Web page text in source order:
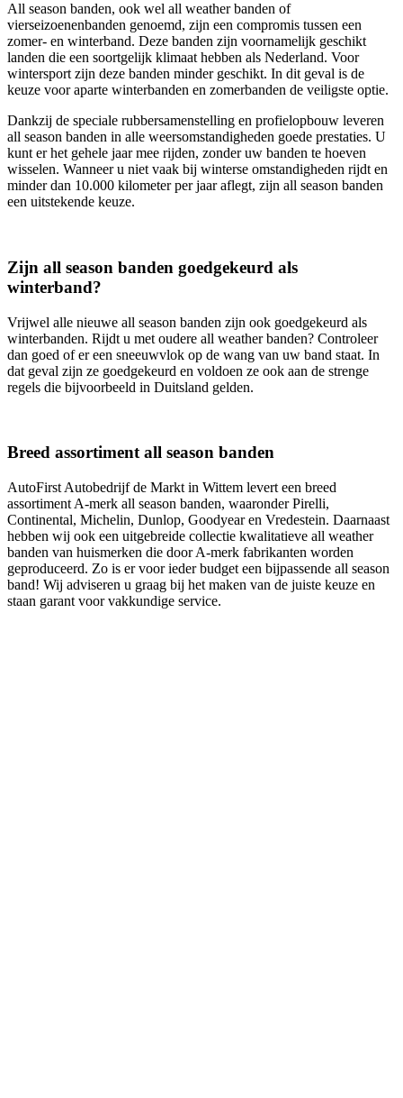
All season banden, ook wel all weather banden of
vierseizoenenbanden genoemd, zijn een compromis tussen een
zomer- en winterband. Deze banden zijn voornamelijk geschikt
landen die een soortgelijk klimaat hebben als Nederland. Voor
wintersport zijn deze banden minder geschikt. In dit geval is de
keuze voor aparte winterbanden en zomerbanden de veiligste optie.
Dankzij de speciale rubbersamenstelling en profielopbouw leveren
all season banden in alle weersomstandigheden goede prestaties. U
kunt er het gehele jaar mee rijden, zonder uw banden te hoeven
wisselen. Wanneer u niet vaak bij winterse omstandigheden rijdt en
minder dan 10.000 kilometer per jaar aflegt, zijn all season banden
een uitstekende keuze.
Zijn all season banden goedgekeurd als
winterband?
Vrijwel alle nieuwe all season banden zijn ook goedgekeurd als
winterbanden. Rijdt u met oudere all weather banden? Controleer
dan goed of er een sneeuwvlok op de wang van uw band staat. In
dat geval zijn ze goedgekeurd en voldoen ze ook aan de strenge
regels die bijvoorbeeld in Duitsland gelden.
Breed assortiment all season banden
AutoFirst Autobedrijf de Markt in Wittem levert een breed
assortiment A-merk all season banden, waaronder Pirelli,
Continental, Michelin, Dunlop, Goodyear en Vredestein. Daarnaast
hebben wij ook een uitgebreide collectie kwalitatieve all weather
banden van huismerken die door A-merk fabrikanten worden
geproduceerd. Zo is er voor ieder budget een bijpassende all season
band! Wij adviseren u graag bij het maken van de juiste keuze en
staan garant voor vakkundige service.